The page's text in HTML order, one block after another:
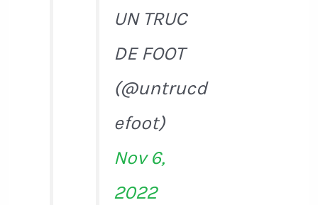
UN TRUC
DE FOOT
(@untrucd
efoot)
Nov 6,
2022